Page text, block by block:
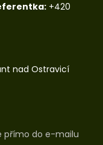
+420
nad Ostravicí
přímo do e-mailu